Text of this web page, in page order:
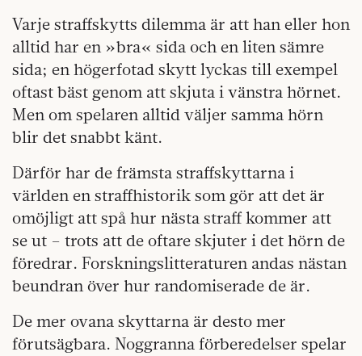
Varje straffskytts dilemma är att han eller hon
alltid har en »bra« sida och en liten sämre
sida; en högerfotad skytt lyckas till exempel
oftast bäst genom att skjuta i vänstra hörnet.
Men om spelaren alltid väljer samma hörn
blir det snabbt känt.
Därför har de främsta straffskyttarna i
världen en straffhistorik som gör att det är
omöjligt att spå hur nästa straff kommer att
se ut – trots att de oftare skjuter i det hörn de
föredrar. Forskningslitteraturen andas nästan
beundran över hur randomiserade de är.
De mer ovana skyttarna är desto mer
förutsägbara. Noggranna förberedelser spelar